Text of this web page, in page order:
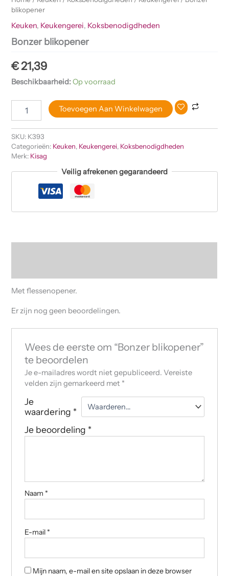
blikopener
Keuken, Keukengerei, Koksbenodigdheden
Bonzer blikopener
€21,39
Beschikbaarheid:Op voorraad
Toevoegen Aan Winkelwagen
SKU: K393
Categorieën: Keuken, Keukengerei, Koksbenodigdheden
Merk: Kisag
Veilig afrekenen gegarandeerd
Met flessenopener.
Er zijn nog geen beoordelingen.
Wees de eerste om “Bonzer blikopener”
te beoordelen
Je e-mailadres wordt niet gepubliceerd. Vereiste
velden zijn gemarkeerd met *
Je
waardering *
Je beoordeling *
Naam *
E-mail *
Mijn naam, e-mail en site opslaan in deze browser